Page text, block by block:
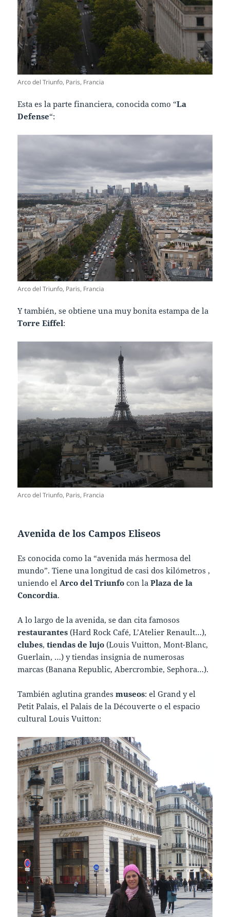
Arco del Triunfo, Paris, Francia
Esta es la parte financiera, conocida como “La
Defense“:
Arco del Triunfo, Paris, Francia
Y también, se obtiene una muy bonita estampa de la
Torre Eiffel:
Arco del Triunfo, Paris, Francia
Avenida de los Campos Eliseos
Es conocida como la “avenida más hermosa del
mundo”. Tiene una longitud de casi dos kilómetros ,
uniendo el Arco del Triunfocon la Plaza de la
Concordia.
A lo largo de la avenida, se dan cita famosos
restaurantes (Hard Rock Café, L’Atelier Renault…),
clubes,tiendas de lujo (Louis Vuitton, Mont-Blanc,
Guerlain, …) y tiendas insignia de numerosas
marcas (Banana Republic, Abercrombie, Sephora…).
También aglutina grandesmuseos: el Grand y el
Petit Palais, el Palais de la Découverte o el espacio
cultural Louis Vuitton: